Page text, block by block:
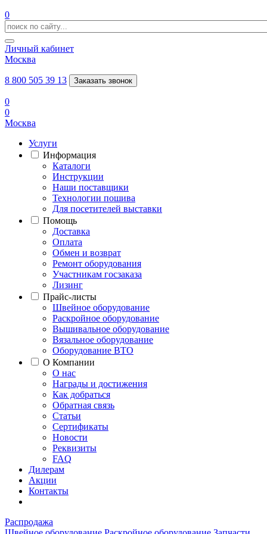
0
Личный кабинет
Москва
8 800 505 39 13 Заказать звонок
0
0
Москва
Услуги
Информация
Каталоги
Инструкции
Наши поставщики
Технологии пошива
Для посетителей выставки
Помощь
Доставка
Оплата
Обмен и возврат
Ремонт оборудования
Участникам госзаказа
Лизинг
Прайс-листы
Швейное оборудование
Раскройное оборудование
Вышивальное оборудование
Вязальное оборудование
Оборудование ВТО
О Компании
О нас
Награды и достижения
Как добраться
Обратная связь
Статьи
Сертификаты
Новости
Реквизиты
FAQ
Дилерам
Акции
Контакты
Распродажа